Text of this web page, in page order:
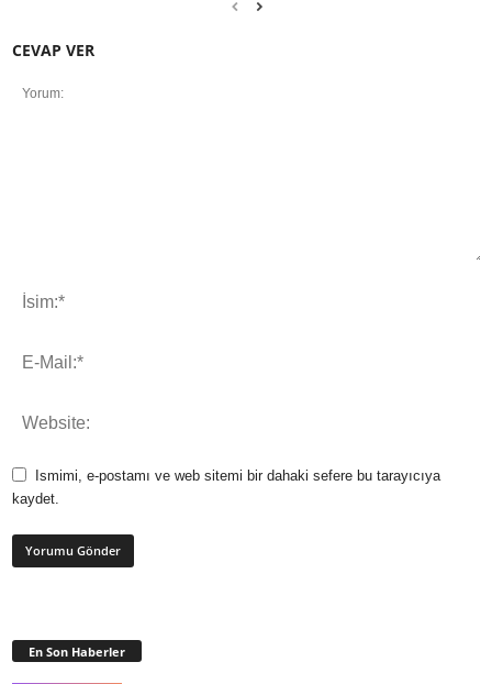
CEVAP VER
Ismimi, e-postamı ve web sitemi bir dahaki sefere bu tarayıcıya
kaydet.
En Son Haberler